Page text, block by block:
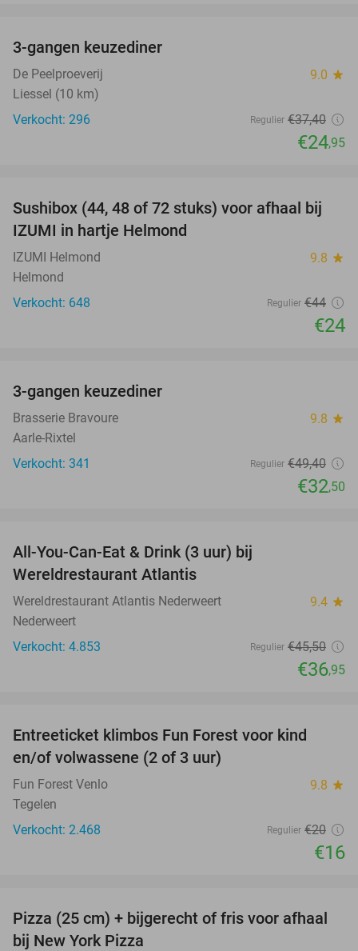
3-gangen keuzediner
De Peelproeverij 9.0 star
Liessel (10 km)
Verkocht: 296
Regulier €37,40
€24,95
45%
Sushibox (44, 48 of 72 stuks) voor afhaal bij
IZUMI in hartje Helmond
IZUMI Helmond 9.8 star
Helmond
Verkocht: 648
Regulier €44
€24
3-gangen keuzediner
Brasserie Bravoure 9.8 star
Aarle-Rixtel
Verkocht: 341
Regulier €49,40
€32,50
All-You-Can-Eat & Drink (3 uur) bij
Wereldrestaurant Atlantis
Wereldrestaurant Atlantis Nederweert 9.4 star
Nederweert
Verkocht: 4.853
Regulier €45,50
€36,95
Entreeticket klimbos Fun Forest voor kind
en/of volwassene (2 of 3 uur)
Fun Forest Venlo 9.8 star
Tegelen
Verkocht: 2.468
Regulier €20
€16
60%
Pizza (25 cm) + bijgerecht of fris voor afhaal
bij New York Pizza